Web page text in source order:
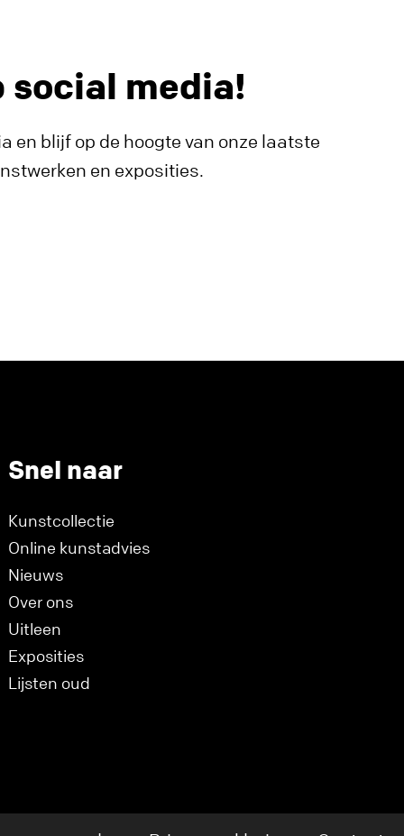
social media!
en blijf op de hoogte van onze laatste
en exposities.
Snel naar
Kunstcollectie
Online kunstadvies
Nieuws
Over ons
Uitleen
Exposities
Lijsten oud